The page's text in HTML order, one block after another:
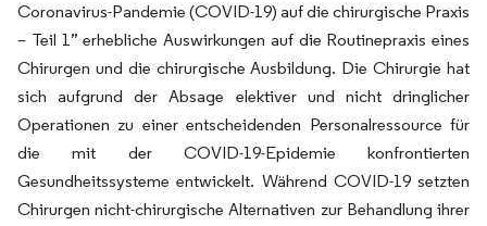
Coronavirus-Pandemie (COVID-19) auf die chirurgische Praxis
– Teil 1” erhebliche Auswirkungen auf die Routinepraxis eines
Chirurgen und die chirurgische Ausbildung. Die Chirurgie hat
sich aufgrund der Absage elektiver und nicht dringlicher
Operationen zu einer entscheidenden Personalressource für
die mit der COVID-19-Epidemie konfrontierten
Gesundheitssysteme entwickelt. Während COVID-19 setzten
Chirurgen nicht-chirurgische Alternativen zur Behandlung ihrer